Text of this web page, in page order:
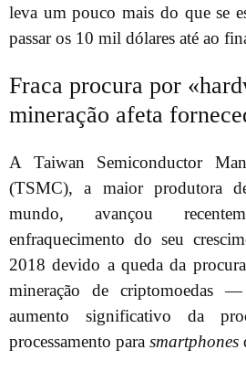
leva um pouco mais do que se
passar os 10 mil dólares até ao
Fraca procura por
mineração afeta
A Taiwan Semiconductor
(TSMC), a maior produtora
mundo, avançou
enfraquecimento do seu
2018 devido a queda da
mineração de criptomoedas
aumento significativo da
processamento para smartphones